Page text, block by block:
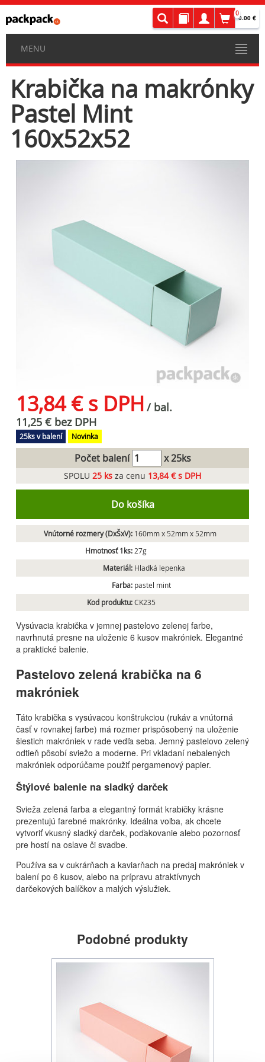
0
0.00 €
MENU
Krabička na makrónky
Pastel Mint
160x52x52
13,84 € s DPH / bal.
11,25 € bez DPH
25ks v balení Novinka
Počet balení x 25ks
SPOLU 25 ks za cenu 13,84 € s DPH
Do košíka
Vnútorné rozmery (DxŠxV): 160mm x 52mm x 52mm
Hmotnosť 1ks: 27g
Materiál: Hladká lepenka
Farba: pastel mint
Kod produktu:CK235
Vysúvacia krabička v jemnej pastelovo zelenej farbe,
navrhnutá presne na uloženie 6 kusov makróniek. Elegantné
a praktické balenie.
Pastelovo zelená krabička na 6
makróniek
Táto krabička s vysúvacou konštrukciou (rukáv a vnútorná
časť v rovnakej farbe) má rozmer prispôsobený na uloženie
šiestich makróniek v rade vedľa seba. Jemný pastelovo zelený
odtieň pôsobí sviežo a moderne. Pri vkladaní nebalených
makróniek odporúčame použiť pergamenový papier.
Štýlové balenie na sladký darček
Svieža zelená farba a elegantný formát krabičky krásne
prezentujú farebné makrónky. Ideálna voľba, ak chcete
vytvoriť vkusný sladký darček, poďakovanie alebo pozornosť
pre hostí na oslave či svadbe.
Používa sa v cukrárňach a kaviarňach na predaj makróniek v
balení po 6 kusov, alebo na prípravu atraktívnych
darčekových balíčkov a malých výslužiek.
Podobné produkty